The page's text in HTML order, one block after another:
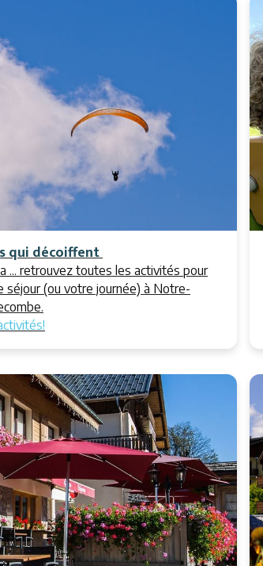
qui décoiffent
... retrouvez toutes les activités pour
séjour (ou votre journée) à Notre-